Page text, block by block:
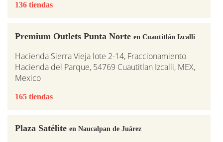
136 tiendas
Premium Outlets Punta Norte en Cuautitlán Izcalli
Hacienda Sierra Vieja lote 2-14, Fraccionamiento
Hacienda del Parque, 54769 Cuautitlan Izcalli, MEX,
Mexico
165 tiendas
Plaza Satélite en Naucalpan de Juárez